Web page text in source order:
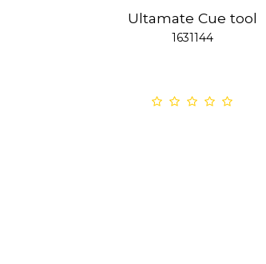
Ultamate Cue tool
1631144